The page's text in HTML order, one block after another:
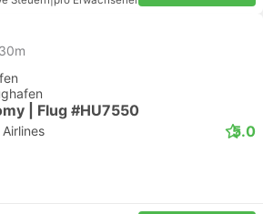
| Flug #HU7550
5.0